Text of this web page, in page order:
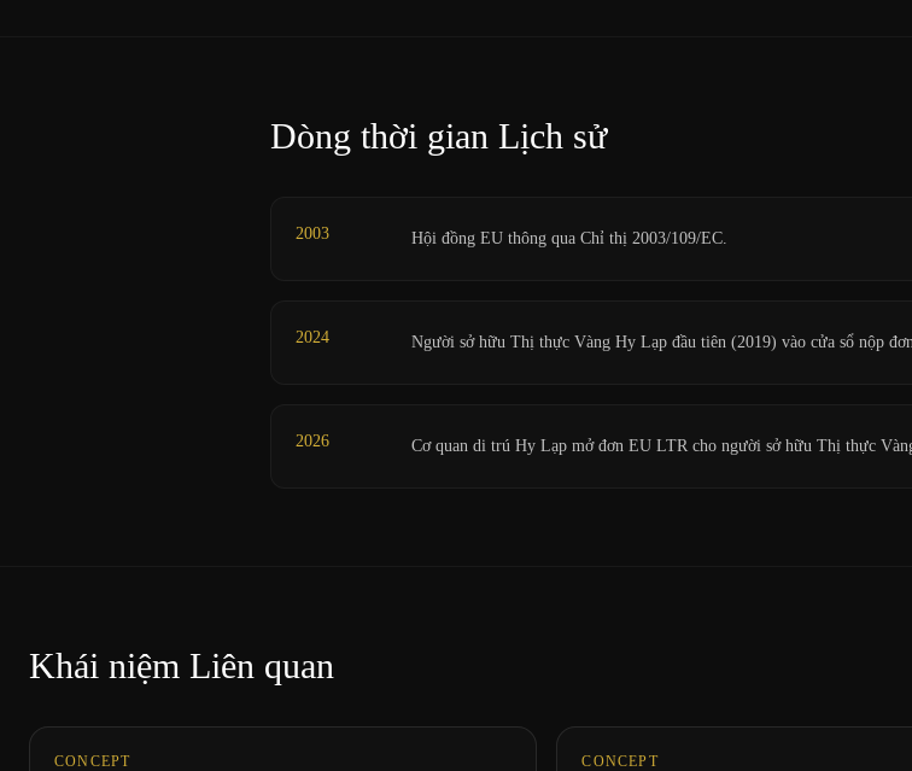
Dòng thời gian Lịch sử
2003 Hội đồng EU thông qua Chỉ thị 2003/109/EC.
2024 Người sở hữu Thị thực Vàng Hy Lạp đầu tiên (2019) vào cửa sổ nộp
2026 Cơ quan di trú Hy Lạp mở đơn EU LTR cho người sở hữu Thị thực
Khái niệm Liên quan
CONCEPT CONCEPT